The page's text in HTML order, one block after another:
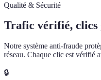
Qualité & Sécurité
Trafic vérifié, clics
Notre système anti-fraude
réseau. Chaque clic est vérifié
🔒